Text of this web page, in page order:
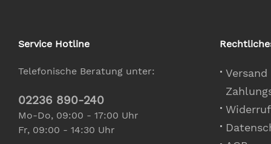
Service Hotline
Telefonische Beratung unter:
02236 890-240
Mo-Do, 09:00 - 17:00 Uhr
Fr, 09:00 - 14:30 Uhr